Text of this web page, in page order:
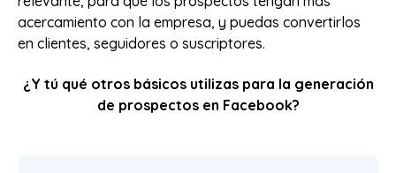
acercamiento con la empresa, y puedas convertirlos
en clientes, seguidores o suscriptores.
¿Y tú qué otros básicos utilizas para la generación
de prospectos en Facebook?